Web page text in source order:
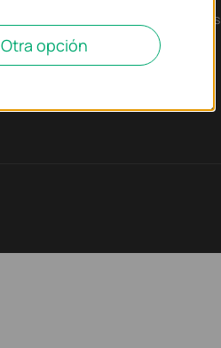
Tendencias tecnológicas
Otra opción